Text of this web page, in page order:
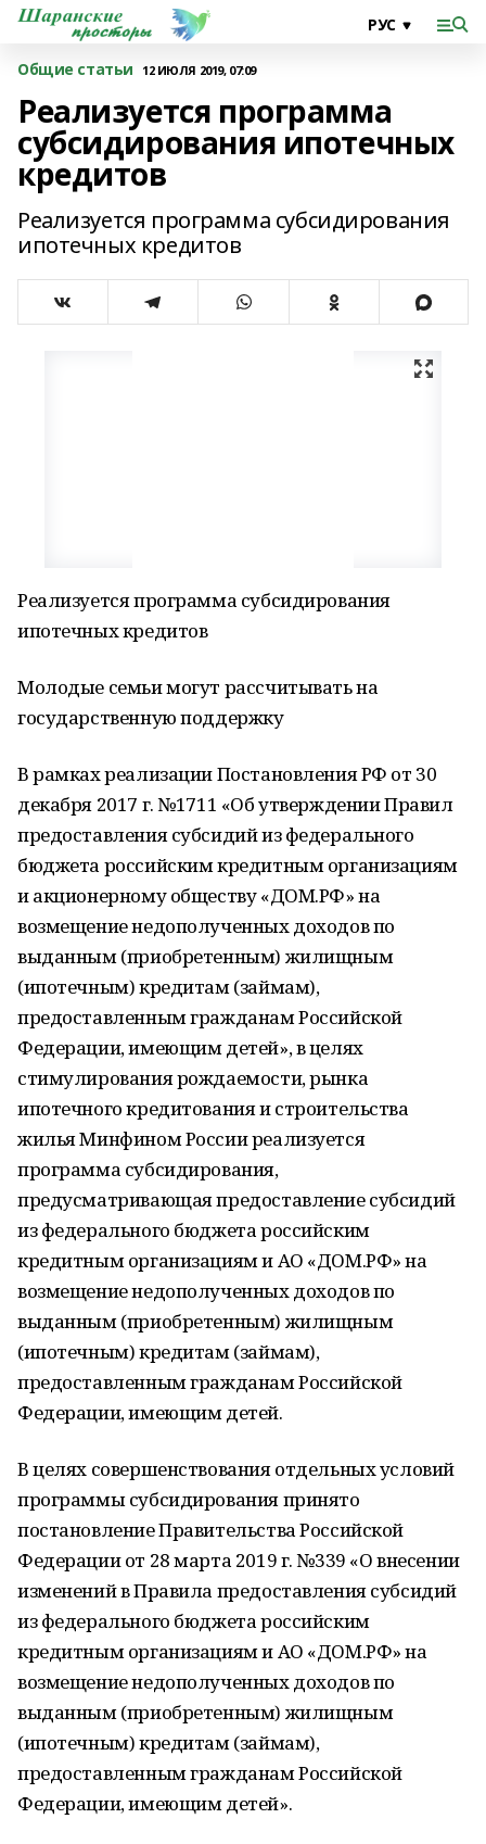
Общие статьи 12 ИЮЛЯ 2019, 07:09
Реализуется программа
субсидирования ипотечных
кредитов
Реализуется программа субсидирования
ипотечных кредитов
Реализуется программа субсидирования
ипотечных кредитов
Молодые семьи могут рассчитывать на
государственную поддержку
В рамках реализации Постановления РФ от 30
декабря 2017 г. №1711 «Об утверждении Правил
предоставления субсидий из федерального
бюджета российским кредитным организациям
и акционерному обществу «ДОМ.РФ» на
возмещение недополученных доходов по
выданным (приобретенным) жилищным
(ипотечным) кредитам (займам),
предоставленным гражданам Российской
Федерации, имеющим детей», в целях
стимулирования рождаемости, рынка
ипотечного кредитования и строительства
жилья Минфином России реализуется
программа субсидирования,
предусматривающая предоставление субсидий
из федерального бюджета российским
кредитным организациям и АО «ДОМ.РФ» на
возмещение недополученных доходов по
выданным (приобретенным) жилищным
(ипотечным) кредитам (займам),
предоставленным гражданам Российской
Федерации, имеющим детей.
В целях совершенствования отдельных условий
программы субсидирования принято
постановление Правительства Российской
Федерации от 28 марта 2019 г. №339 «О внесении
изменений в Правила предоставления субсидий
из федерального бюджета российским
кредитным организациям и АО «ДОМ.РФ» на
возмещение недополученных доходов по
выданным (приобретенным) жилищным
(ипотечным) кредитам (займам),
предоставленным гражданам Российской
Федерации, имеющим детей».